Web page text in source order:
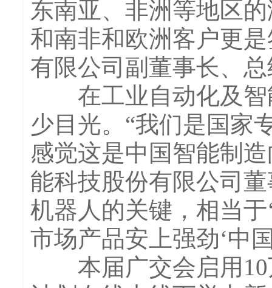
东南亚、非洲等地区
和南非和欧洲客户更
有限公司副董事长、
在工业自动化及智
少目光。“我们是国家
感觉这是中国智能制
能科技股份有限公司
机器人的关键，相当
市场产品安上强劲‘中
本届广交会启用10